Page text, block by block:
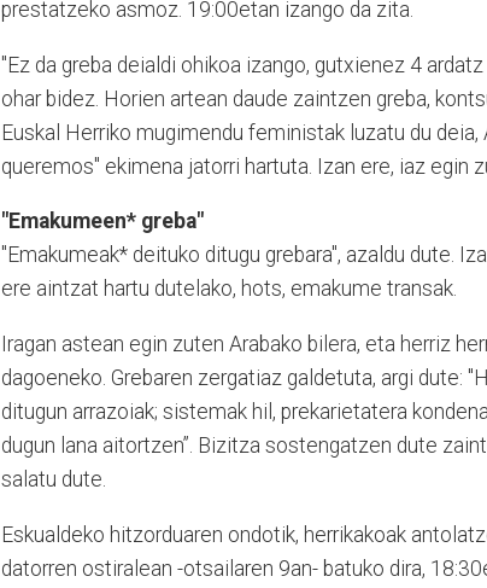
prestatzeko asmoz. 19:00etan izango da zita.
"Ez da greba deialdi ohikoa izango, gutxienez 4
ohar bidez. Horien artean daude zaintzen greba,
Euskal Herriko mugimendu feministak luzatu du
queremos" ekimena jatorri hartuta. Izan ere, iaz egin
"Emakumeen* greba"
"Emakumeak* deituko ditugu grebara", azaldu dute.
ere aintzat hartu dutelako, hots, emakume transak.
Iragan astean egin zuten Arabako bilera, eta herriz
dagoeneko. Grebaren zergatiaz galdetuta, argi dute:
ditugun arrazoiak; sistemak hil, prekarietatera
dugun lana aitortzen”. Bizitza sostengatzen dute
salatu dute.
Eskualdeko hitzorduaren ondotik, herrikakoak
datorren ostiralean -otsailaren 9an- batuko dira,